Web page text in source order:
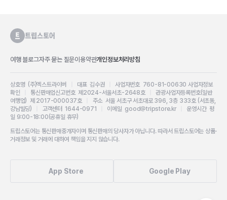
여행 블로그자주 묻는 질문이용약관개인정보처리방침
상호명 (주)엑스트라이버 대표 김수권 |사업자번호 760-81-00630 사업자정보
확인
통신판매업신고번호 제2024-서울서초-2648호|관광사업자등록번호(일반
여행업) 제 2017-000037호| 주소 서울 서초구 서초대로 396, 3층 333호 (서초동,
강남빌딩)
고객센터 1644-0971 이메일 good@tripstore.kr| 운영시간 평
일 9:00-18:00(공휴일 휴무)
트립스토어는 통신판매중개자이며 통신판매의 당사자가 아닙니다. 따라서 트립스토어는 상품·
거래정보 및 거래에 대하여 책임을 지지 않습니다.
App Store Google Play